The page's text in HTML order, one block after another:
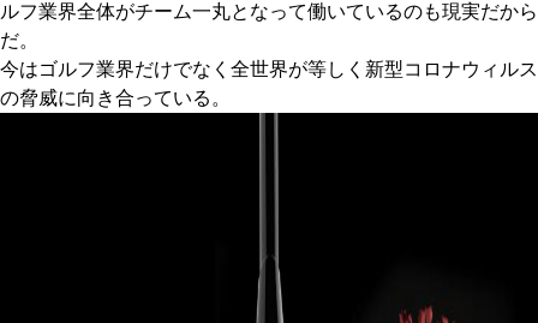
ルフ業界全体がチーム一丸となって働いているのも現実だから
だ。
今はゴルフ業界だけでなく全世界が等しく新型コロナウィルス
の脅威に向き合っている。